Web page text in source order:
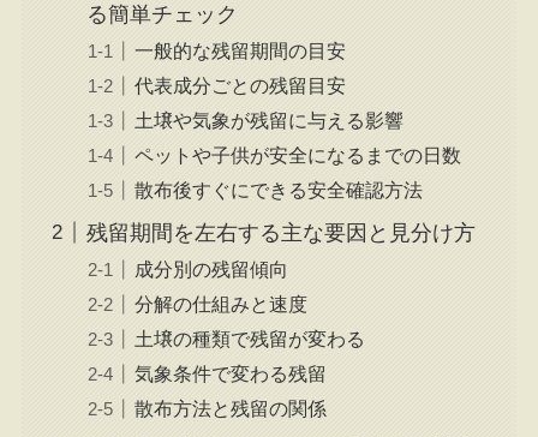
る簡単チェック
一般的な残留期間の目安
代表成分ごとの残留目安
土壌や気象が残留に与える影響
ペットや子供が安全になるまでの日数
散布後すぐにできる安全確認方法
残留期間を左右する主な要因と見分け方
成分別の残留傾向
分解の仕組みと速度
土壌の種類で残留が変わる
気象条件で変わる残留
散布方法と残留の関係